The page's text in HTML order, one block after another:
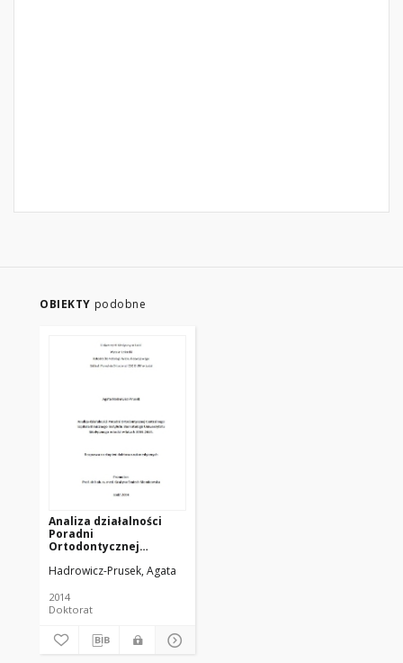
OBIEKTY podobne
Analiza działalności
Poradni
Ortodontycznej
Klinicznego Instytutu
Uniwersytetu
Medycznego w Łodzi w
Hadrowicz-Prusek, Agata
2014
Doktorat